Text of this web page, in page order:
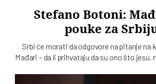
Stefano Botoni:
pouke za
Srbi će morati da odgovore na pitanje na
Mađari – da li prihvataju da su ono što jesu,